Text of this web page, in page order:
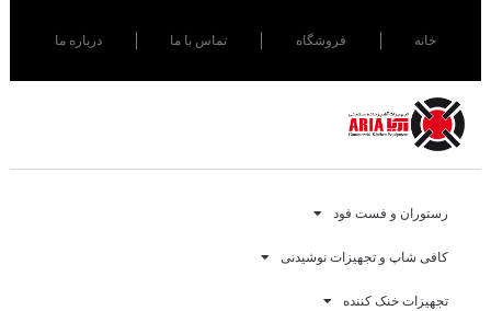
خانه فروشگاه تماس با ما درباره ما
رستوران و فست فود
کافی شاپ و تجهیزات نوشیدنی
تجهیزات خنک کننده